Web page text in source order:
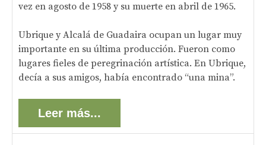
vez en agosto de 1958 y su muerte en abril de 1965.
Ubrique y Alcalá de Guadaira ocupan un lugar muy
importante en su última producción. Fueron como
lugares fieles de peregrinación artística. En Ubrique,
decía a sus amigos, había encontrado “una mina”.
Leer más...